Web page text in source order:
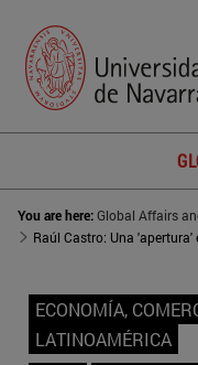
You are here:Global Affairs
ECONOMÍA,
LATINOAMÉRICA